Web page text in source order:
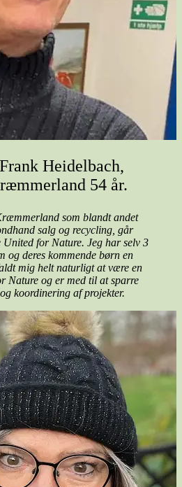
Heidelbach,
54 år.
som blandt andet
salg og recycling, går
for Nature. Jeg har selv 3
og deres kommende børn en
mig helt naturligt at være en
Nature og er med til at sparre
koordinering af projekter.